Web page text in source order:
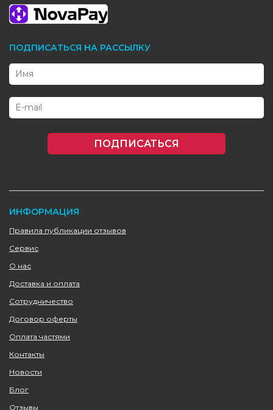
ПОДПИСАТЬСЯ НА РАССЫЛКУ
ПОДПИСАТЬСЯ
ИНФОРМАЦИЯ
Правила публикации отзывов
Сервис
О нас
Доставка и оплата
Сотрудничество
Договор оферты
Оплата частями
Контакты
Новости
Блог
Отзывы